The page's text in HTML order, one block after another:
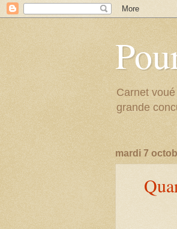
Carnet
grande
mardi 7